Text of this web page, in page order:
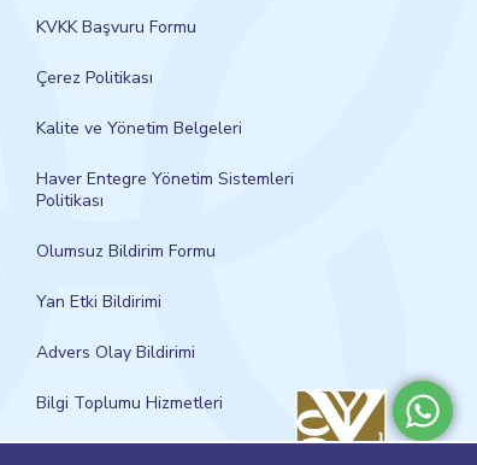
KVKK Başvuru Formu
Çerez Politikası
Kalite ve Yönetim Belgeleri
Haver Entegre Yönetim Sistemleri
Politikası
Olumsuz Bildirim Formu
Yan Etki Bildirimi
Advers Olay Bildirimi
Bilgi Toplumu Hizmetleri